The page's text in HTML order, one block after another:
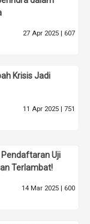
27 Apr 2025 | 607
Krisis Jadi
11 Apr 2025 | 751
Uji
Terlambat!
14 Mar 2025 | 600